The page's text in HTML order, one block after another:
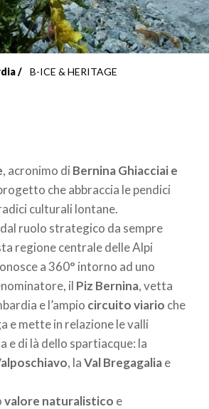
B-ICE & HERITAGE
, acronimo di Bernina Ghiacciai e
che abbraccia le pendici
culturali lontane.
ruolo strategico da sempre
regione centrale delle Alpi
a 360° intorno ad uno
il Piz Bernina, vetta
e l’ampio circuito viario che
e mette in relazione le valli
e di là dello spartiacque: la
, laVal Bregagaliae
valore naturalistico e